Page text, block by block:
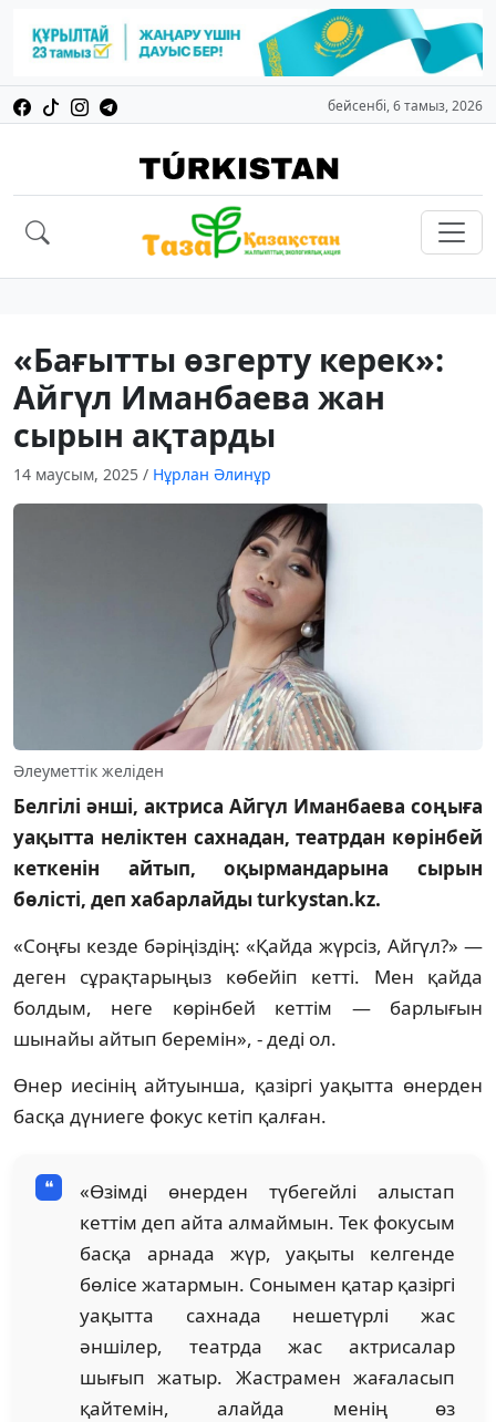
бейсенбі, 6 тамыз, 2026
«Бағытты өзгерту керек»:
Айгүл Иманбаева жан
сырын ақтарды
14 маусым, 2025 / Нұрлан Әлинұр
Әлеуметтік желіден
Белгілі әнші, актриса Айгүл Иманбаева соңыға
уақытта неліктен сахнадан, театрдан көрінбей
кеткенін айтып, оқырмандарына сырын
бөлісті, деп хабарлайды turkystan.kz.
«Соңғы кезде бәріңіздің: «Қайда жүрсіз, Айгүл?» —
деген сұрақтарыңыз көбейіп кетті. Мен қайда
болдым, неге көрінбей кеттім — барлығын
шынайы айтып беремін», - деді ол.
Өнер иесінің айтуынша, қазіргі уақытта өнерден
басқа дүниеге фокус кетіп қалған.
«Өзімді өнерден түбегейлі алыстап
кеттім деп айта алмаймын. Тек фокусым
басқа арнада жүр, уақыты келгенде
бөлісе жатармын. Сонымен қатар қазіргі
уақытта сахнада нешетүрлі жас
әншілер, театрда жас актрисалар
шығып жатыр. Жастрамен жағаласып
қайтемін, алайда менің өз